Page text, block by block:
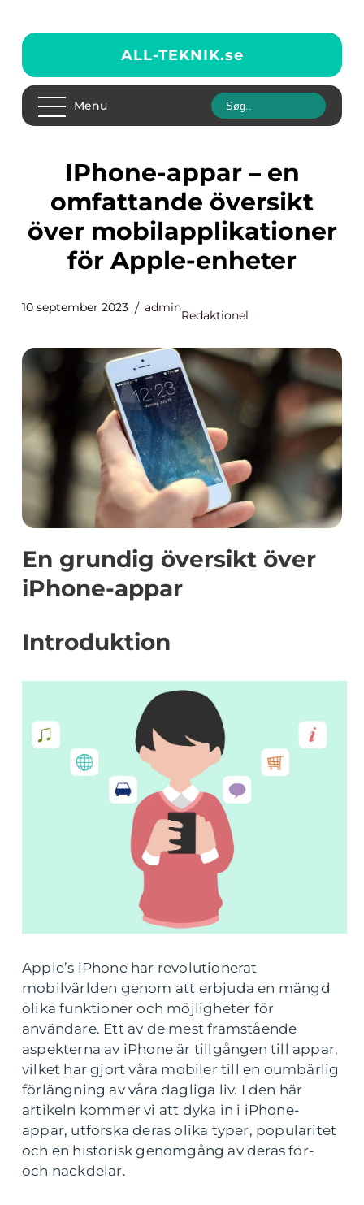
ALL-TEKNIK.se
Menu
iPhone-appar – en
omfattande översikt
över mobilapplikationer
för Apple-enheter
10 september 2023 admin
Redaktionel
En grundig översikt över
iPhone-appar
Introduktion
Apple’s iPhone har revolutionerat
mobilvärlden genom att erbjuda en mängd
olika funktioner och möjligheter för
användare. Ett av de mest framstående
aspekterna av iPhone är tillgången till appar,
vilket har gjort våra mobiler till en oumbärlig
förlängning av våra dagliga liv. I den här
artikeln kommer vi att dyka in i iPhone-
appar, utforska deras olika typer, popularitet
och en historisk genomgång av deras för-
och nackdelar.